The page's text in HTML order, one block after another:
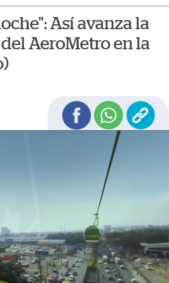
Así avanza la
AeroMetro en la